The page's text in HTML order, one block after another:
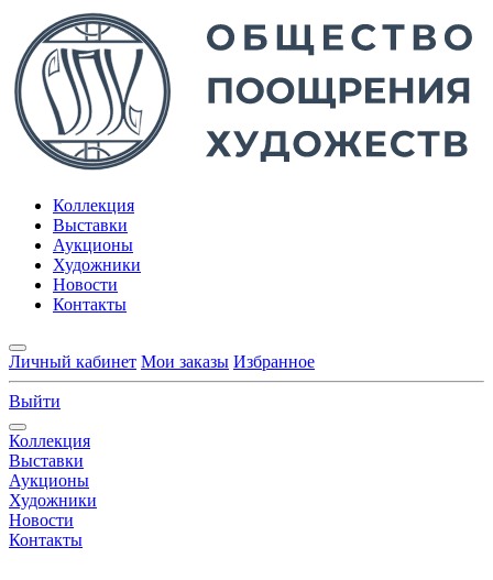
Коллекция
Выставки
Аукционы
Художники
Новости
Контакты
Личный кабинет Мои заказы Избранное
Выйти
Коллекция
Выставки
Аукционы
Художники
Новости
Контакты